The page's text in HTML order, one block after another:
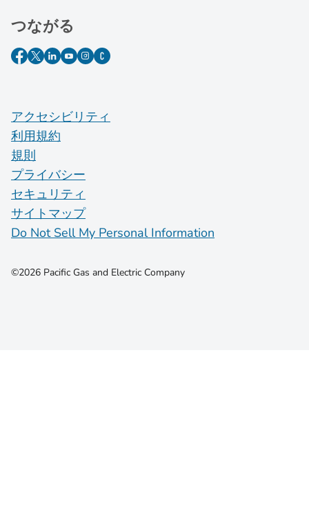
つながる
アクセシビリティ
利用規約
規則
プライバシー
セキュリティ
サイトマップ
Do Not Sell My Personal Information
©2026 Pacific Gas and Electric Company